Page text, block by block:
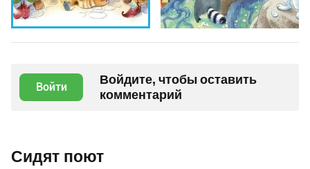
Войти
Войдите, чтобы оставить
комментарий
Сидят поют